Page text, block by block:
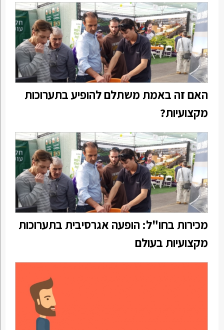
האם זה באמת משתלם להופיע בתערוכות
מקצועיות?
מכירות בחו"ל: הופעה אגרסיבית בתערוכות
מקצועיות בעולם